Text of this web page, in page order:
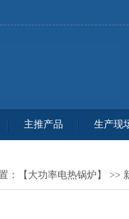
主推产品 生产现
： 【大功率电热锅炉】 >>